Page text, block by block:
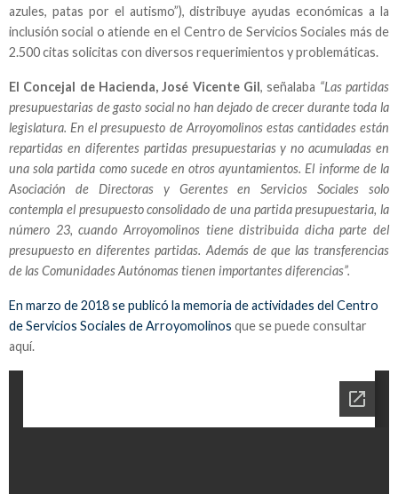
azules, patas por el autismo”), distribuye ayudas económicas a la
inclusión social o atiende en el Centro de Servicios Sociales más de
2.500 citas solicitas con diversos requerimientos y problemáticas.
El Concejal de Hacienda, José Vicente Gil, señalaba “Las partidas
presupuestarias de gasto social no han dejado de crecer durante toda la
legislatura. En el presupuesto de Arroyomolinos estas cantidades están
repartidas en diferentes partidas presupuestarias y no acumuladas en
una sola partida como sucede en otros ayuntamientos. El informe de la
Asociación de Directoras y Gerentes en Servicios Sociales solo
contempla el presupuesto consolidado de una partida presupuestaria, la
número 23, cuando Arroyomolinos tiene distribuida dicha parte del
presupuesto en diferentes partidas. Además de que las transferencias
de las Comunidades Autónomas tienen importantes diferencias”.
En marzo de 2018 se publicó la memoria de actividades del Centro
de Servicios Sociales de Arroyomolinos que se puede consultar
aquí.